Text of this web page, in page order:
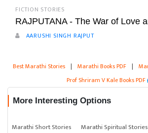
FICTION STORIES
RAJPUTANA - The War of Love
AARUSHI SINGH RAJPUT
Best Marathi Stories | Marathi Books PDF |
Prof Shriram V Kale Books PDF
More Interesting Options
Marathi Short Stories
Marathi Spiritual Stories